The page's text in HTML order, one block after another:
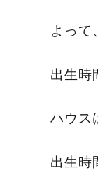
よって
出生時
ハウス
出生時